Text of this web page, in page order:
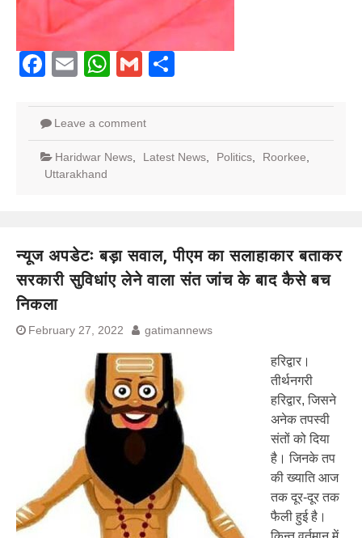
Facebook
EmailWhatsApp
Gmail
Leave a comment
Haridwar News Latest News Politics Roorkee
Uttarakhand
न्यूज अपडेटः बड़ा सवाल, पीएम का सलाहाकार बताकर
सरकारी सुविधांए लेने वाला संत जांच के बाद कैसे बच
निकला
February 27, 2022 gatimannews
हरिद्वार।
तीर्थनगरी
हरिद्वार, जिसने
अनेक तपस्वी
संतों को दिया
है। जिनके तप
की ख्याति आज
तक दूर-दूर तक
फैली हुई है।